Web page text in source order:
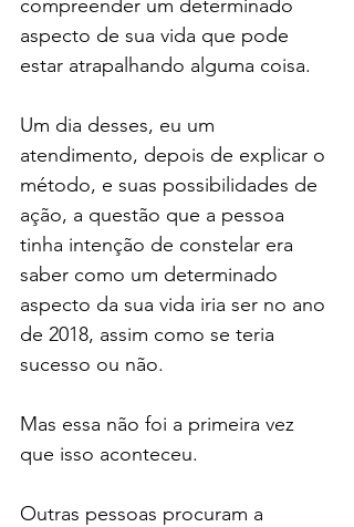
compreender um determinado
aspecto de sua vida que pode
estar atrapalhando alguma coisa.
Um dia desses, eu um
atendimento, depois de explicar o
método, e suas possibilidades de
ação, a questão que a pessoa
tinha intenção de constelar era
saber como um determinado
aspecto da sua vida iria ser no ano
de 2018, assim como se teria
sucesso ou não.
Mas essa não foi a primeira vez
que isso aconteceu.
Outras pessoas procuram a